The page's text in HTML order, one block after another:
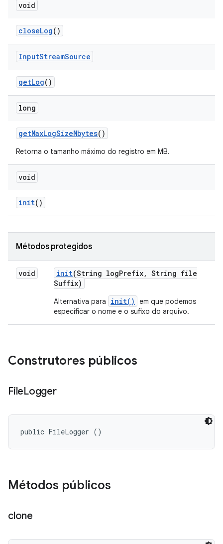
void
closeLog()
InputStreamSource
getLog()
long
getMaxLogSizeMbytes()
Retorna o tamanho máximo do registro em MB.
void
init()
Métodos protegidos
void init(String logPrefix, String file
Suffix)
Alternativa para init()
em que podemos
especificar o nome e o sufixo do arquivo.
Construtores públicos
FileLogger
public FileLogger ()
Métodos públicos
clone